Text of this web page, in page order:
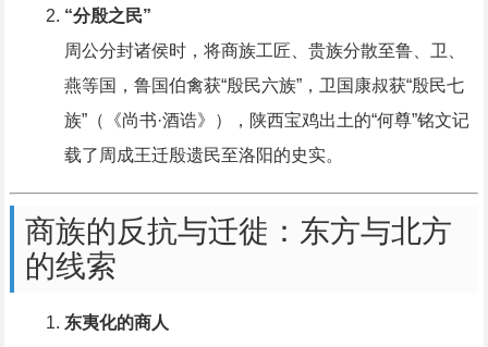
“分殷之民”
周公分封诸侯时，将商族工匠、贵族分散至鲁、卫、
燕等国，鲁国伯禽获“殷民六族”，卫国康叔获“殷民七
族”（《尚书·酒诰》），陕西宝鸡出土的“何尊”铭文记
载了周成王迁殷遗民至洛阳的史实。
商族的反抗与迁徙：东方与北方
的线索
东夷化的商人